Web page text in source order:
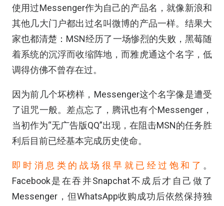
使用过Messenger作为自己的产品名，就像新浪和
其他几大门户都出过名叫微博的产品一样。结果大
家也都清楚：MSN经历了一场惨烈的失败，黑莓随
着系统的沉浮而收缩阵地，而雅虎通这个名字，低
调得仿佛不曾存在过。
因为前几个坏榜样，Messenger这个名字像是遭受
了诅咒一般。差点忘了，腾讯也有个Messenger，
当初作为“无广告版QQ”出现，在阻击MSN的任务胜
利后目前已经基本完成历史使命。
即时消息类的战场很早就已经过饱和了 。
Facebook是在吞并Snapchat不成后才自己做了
Messenger，但WhatsApp收购成功后依然保持独